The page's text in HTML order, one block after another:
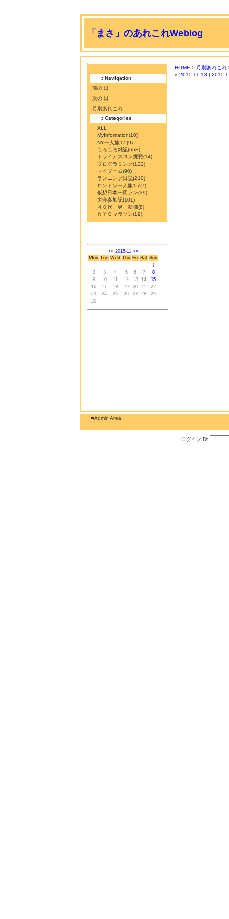
「まさ」のあれこれWeblog
:: Navigation
前の 日
次の 日
月別あれこれ
:: Categories
ALL
MyInfomation(10)
NY一人旅'05(9)
もろもろ雑記(653)
トライアスロン挑戦(14)
プログラミング(122)
マイブーム(90)
ランニング日誌(210)
ロンドン一人旅'07(7)
仮想日本一周ラン(39)
大会参加記(101)
４０代 男 転職(8)
ＮＹＣマラソン(19)
<< 2015-11 >>
Mon Tue Wed Thu Fri Sat Sun
1
2
3 4 5 6 7
8
9
10 11 12 13 14
15
16
17 18 19 20 21
22
23
24 25 26 27 28
29
30
HOME > 月別あれこれ
« 2015-11-13 | 2015-
■Admin Area
ログインID: